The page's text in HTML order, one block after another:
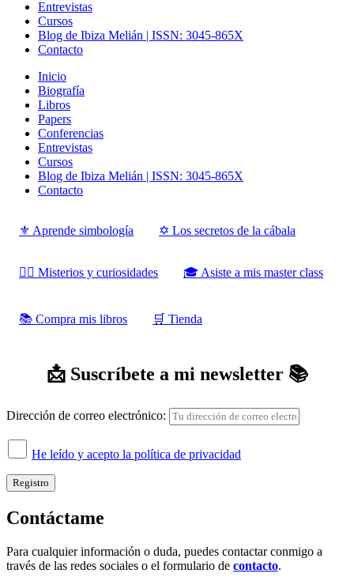
Entrevistas
Cursos
Blog de Ibiza Melián | ISSN: 3045-865X
Contacto
Inicio
Biografía
Libros
Papers
Conferencias
Entrevistas
Cursos
Blog de Ibiza Melián | ISSN: 3045-865X
Contacto
⚜️ Aprende simbología ✡️ Los secretos de la cábala
‍‍‍‍‍🧙‍♂️ Misterios y curiosidades 🎓 Asiste a mis master class
📚 Compra mis libros ‍‍🛒 Tienda
📩 Suscríbete a mi newsletter 📚
Dirección de correo electrónico:
He leído y acepto la política de privacidad
Contáctame
Para cualquier información o duda, puedes contactar conmigo a
través de las redes sociales o el formulario de contacto.